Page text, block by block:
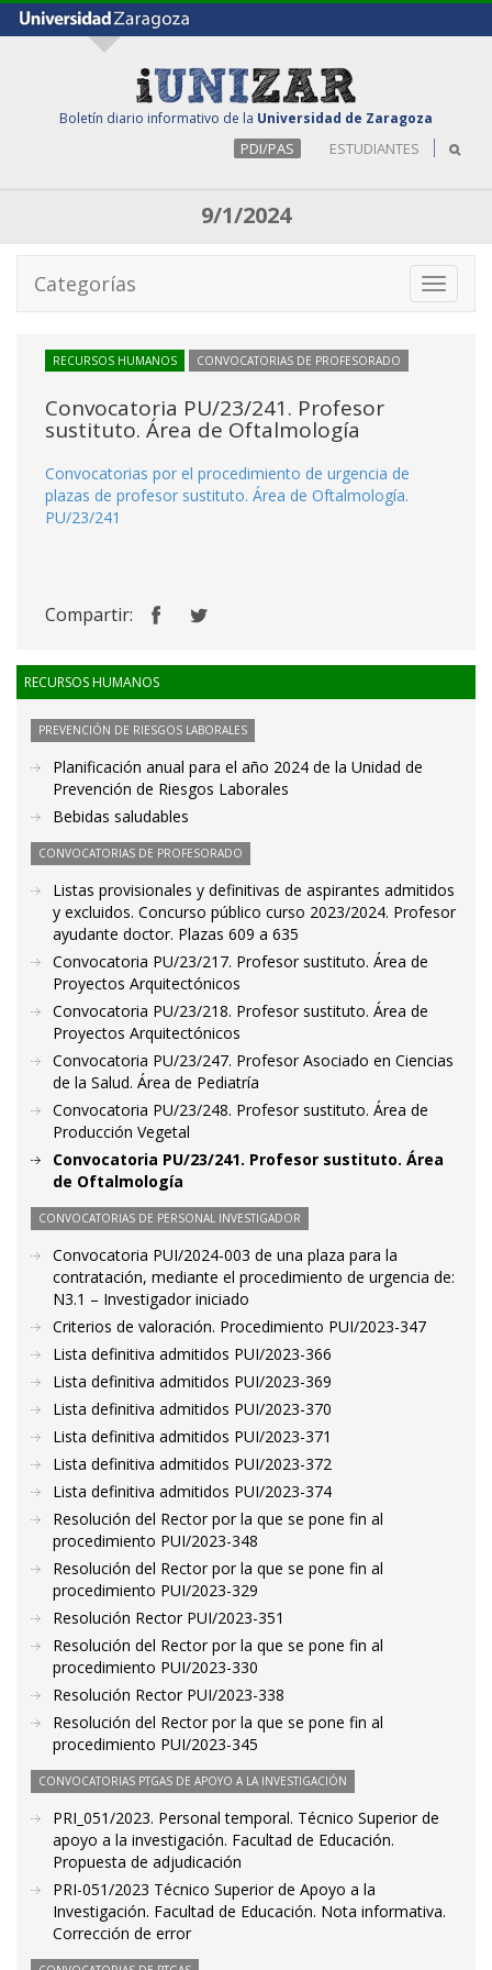
Boletín diario informativo de la Universidad de Zaragoza
PDI/PAS ESTUDIANTES
9/1/2024
Toggle
Categorías
RECURSOS HUMANOS CONVOCATORIAS DE PROFESORADO
Convocatoria PU/23/241. Profesor
sustituto. Área de Oftalmología
Convocatorias por el procedimiento de urgencia de
plazas de profesor sustituto. Área de Oftalmología.
PU/23/241
Compartir:
RECURSOS HUMANOS
PREVENCIÓN DE RIESGOS LABORALES
Planificación anual para el año 2024 de la Unidad de
Prevención de Riesgos Laborales
Bebidas saludables
CONVOCATORIAS DE PROFESORADO
Listas provisionales y definitivas de aspirantes admitidos
y excluidos. Concurso público curso 2023/2024. Profesor
ayudante doctor. Plazas 609 a 635
Convocatoria PU/23/217. Profesor sustituto. Área de
Proyectos Arquitectónicos
Convocatoria PU/23/218. Profesor sustituto. Área de
Proyectos Arquitectónicos
Convocatoria PU/23/247. Profesor Asociado en Ciencias
de la Salud. Área de Pediatría
Convocatoria PU/23/248. Profesor sustituto. Área de
Producción Vegetal
Convocatoria PU/23/241. Profesor sustituto. Área
de Oftalmología
CONVOCATORIAS DE PERSONAL INVESTIGADOR
Convocatoria PUI/2024-003 de una plaza para la
contratación, mediante el procedimiento de urgencia de:
N3.1 – Investigador iniciado
Criterios de valoración. Procedimiento PUI/2023-347
Lista definitiva admitidos PUI/2023-366
Lista definitiva admitidos PUI/2023-369
Lista definitiva admitidos PUI/2023-370
Lista definitiva admitidos PUI/2023-371
Lista definitiva admitidos PUI/2023-372
Lista definitiva admitidos PUI/2023-374
Resolución del Rector por la que se pone fin al
procedimiento PUI/2023-348
Resolución del Rector por la que se pone fin al
procedimiento PUI/2023-329
Resolución Rector PUI/2023-351
Resolución del Rector por la que se pone fin al
procedimiento PUI/2023-330
Resolución Rector PUI/2023-338
Resolución del Rector por la que se pone fin al
procedimiento PUI/2023-345
CONVOCATORIAS PTGAS DE APOYO A LA INVESTIGACIÓN
PRI_051/2023. Personal temporal. Técnico Superior de
apoyo a la investigación. Facultad de Educación.
Propuesta de adjudicación
PRI-051/2023 Técnico Superior de Apoyo a la
Investigación. Facultad de Educación. Nota informativa.
Corrección de error